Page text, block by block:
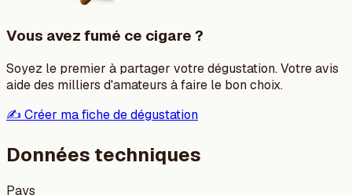
Vous avez fumé ce cigare ?
Soyez le premier à partager votre dégustation. Votre avis
aide des milliers d'amateurs à faire le bon choix.
✍️ Créer ma fiche de dégustation
Données techniques
Pays